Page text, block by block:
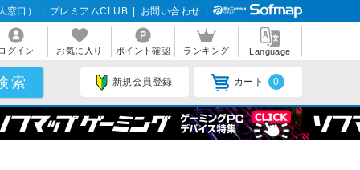
窓口） プレミアムCLUB お問い合わせ
グイン お気に入り ポイント確認 ランキング Language
新規会員登録 カート 0